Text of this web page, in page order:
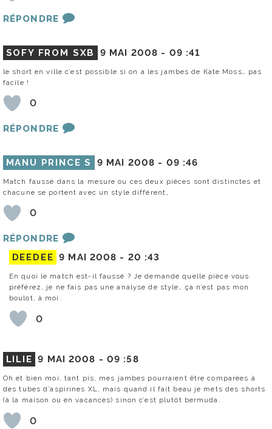
RÉPONDRE
SOFY FROM SXB 9 MAI 2008 - 09 :41
le short en ville c’est possible si on a les jambes de Kate Moss… pas
facile !
0
RÉPONDRE
MANU PRINCE S 9 MAI 2008 - 09 :46
Match faussé dans la mesure ou ces deux pièces sont distinctes et
chacune se portent avec un style différent…
0
RÉPONDRE
DEEDEE 9 MAI 2008 - 20 :43
En quoi le match est-il faussé ? Je demande quelle pièce vous
préférez, je ne fais pas une analyse de style… ça n’est pas mon
boulot, à moi.
0
LILIE 9 MAI 2008 - 09 :58
Oh et bien moi, tant pis, mes jambes pourraient être comparées à
des tubes d’aspirines XL, mais quand il fait beau je mets des shorts
(à la maison ou en vacances) sinon c’est plutôt bermuda.
0